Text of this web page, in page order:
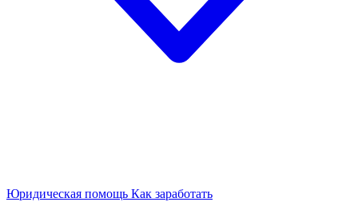
Юридическая помощь Как заработать